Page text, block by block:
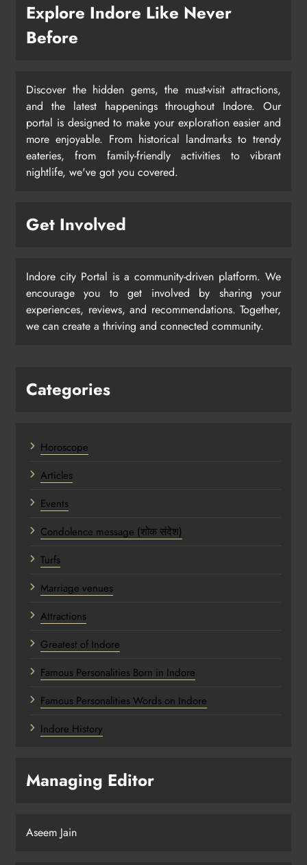
Explore Indore Like Never
Before
Discover the hidden gems, the must-visit attractions,
and the latest happenings throughout Indore. Our
portal is designed to make your exploration easier and
more enjoyable. From historical landmarks to trendy
eateries, from family-friendly activities to vibrant
nightlife, we've got you covered.
Get Involved
Indore city Portal is a community-driven platform. We
encourage you to get involved by sharing your
experiences, reviews, and recommendations. Together,
we can create a thriving and connected community.
Categories
Horoscope
Articles
Events
Condolence message (शोक संदेश)
Turfs
Marriage venues
Attractions
Greatest of Indore
Famous Personalities Born in Indore
Famous Personalities Words on Indore
Indore History
Managing Editor
Aseem Jain